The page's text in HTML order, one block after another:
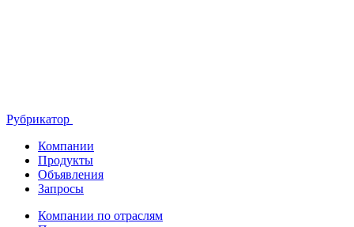
Рубрикатор
Компании
Продукты
Объявления
Запросы
Компании по отраслям